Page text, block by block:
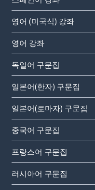
영어 (미국식) 강좌
영어 강좌
독일어 구문집
일본어(한자) 구문집
일본어(로마자) 구문집
중국어 구문집
프랑스어 구문집
러시아어 구문집